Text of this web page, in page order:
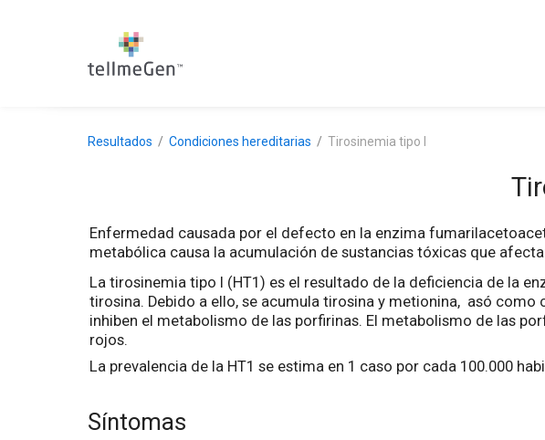
Resultados Condiciones hereditarias Tirosinemia tipo I
Enfermedad causada por el defecto en la enzima
metabólica causa la acumulación de sustancias tóxicas que
La tirosinemia tipo I (HT1) es el resultado de la deficiencia de la
tirosina. Debido a ello, se acumula tirosina y metionina, asó
inhiben el metabolismo de las porfirinas. El metabolismo de las
rojos.
La prevalencia de la HT1 se estima en 1 caso por cada 100.000
Síntomas